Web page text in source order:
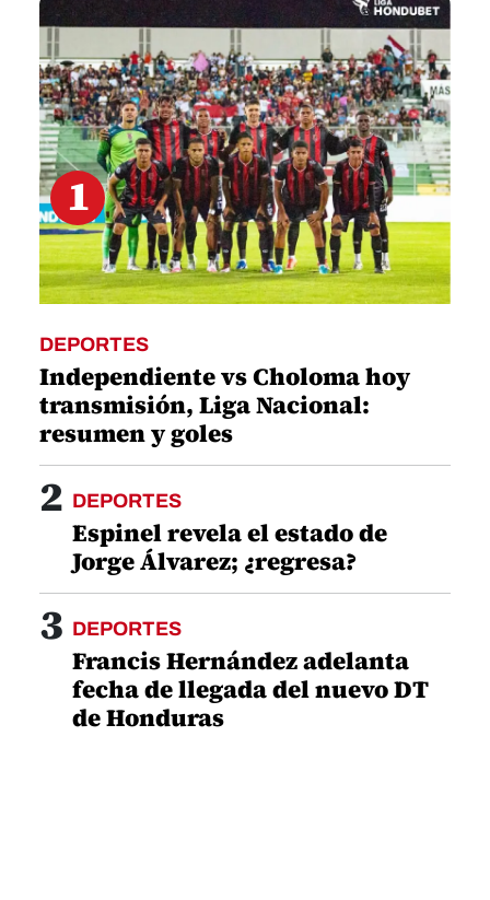
minute,
seconds
1
DEPORTES
Independiente vs Choloma hoy
transmisión, Liga Nacional:
resumen y goles
2 DEPORTES
Espinel revela el estado de
Jorge Álvarez; ¿regresa?
3 DEPORTES
Francis Hernández adelanta
fecha de llegada del nuevo DT
de Honduras